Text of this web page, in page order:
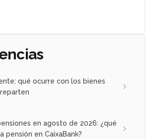
qué ocurre con los bienes
en agosto de 2026: ¿qué
pensión en CaixaBank?